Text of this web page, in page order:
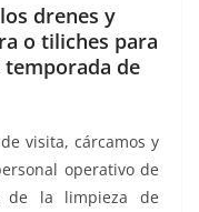
e
gr
m
m
p
tir
drenes y
o tiliches para
de
visita, cárcamos y
operativo de
de la limpieza de